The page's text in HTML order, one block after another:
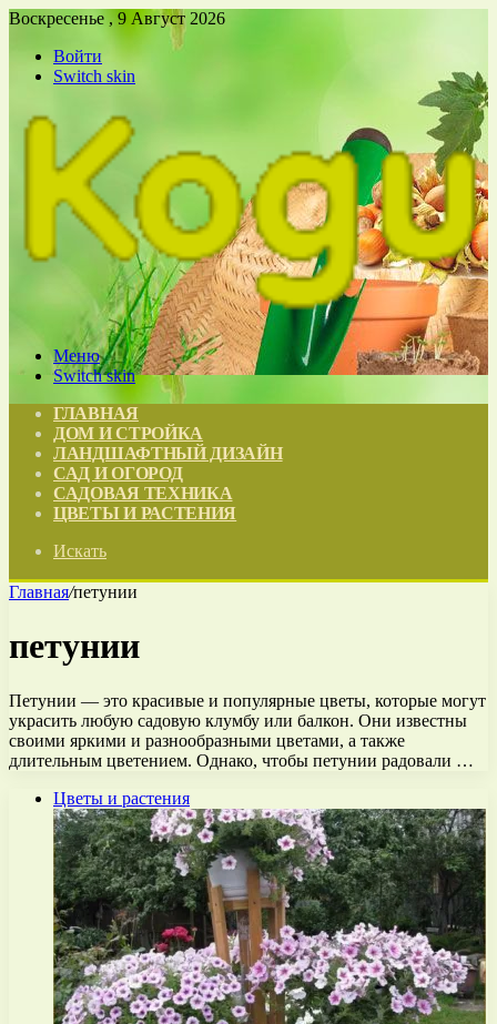
Воскресенье , 9 Август 2026
Войти
Switch skin
Меню
Switch skin
ГЛАВНАЯ
ДОМ И СТРОЙКА
ЛАНДШАФТНЫЙ ДИЗАЙН
САД И ОГОРОД
САДОВАЯ ТЕХНИКА
ЦВЕТЫ И РАСТЕНИЯ
Искать
Главная/петунии
петунии
Петунии — это красивые и популярные цветы, которые могут
украсить любую садовую клумбу или балкон. Они известны
своими яркими и разнообразными цветами, а также
длительным цветением. Однако, чтобы петунии радовали …
Цветы и растения